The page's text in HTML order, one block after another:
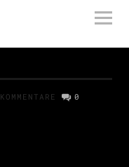
KOMMENTARE 0